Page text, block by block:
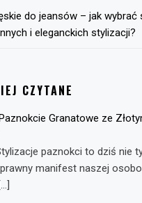
do jeansów – jak wybrać
i eleganckich stylizacji?
CZYTANE
Granatowe ze
paznokci to dziś nie
manifest naszej